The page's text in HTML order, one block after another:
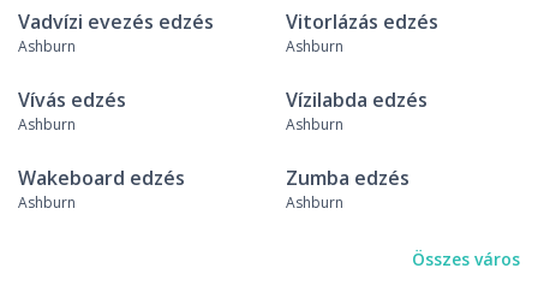
Vadvízi evezés edzés
Ashburn
Vitorlázás edzés
Ashburn
Vívás edzés
Ashburn
Vízilabda edzés
Ashburn
Wakeboard edzés
Ashburn
Zumba edzés
Ashburn
Összes város